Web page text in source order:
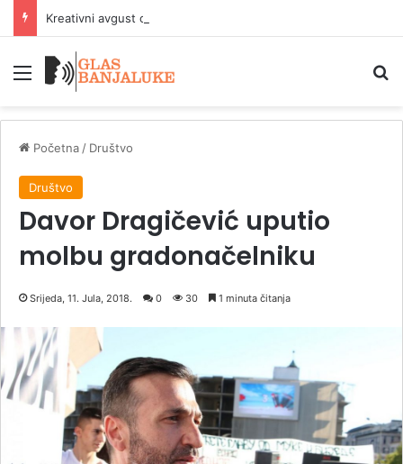
Meni
Početna / Društvo
Društvo
Davor Dragičević uputio
molbu gradonačelniku
Srijeda, 11. Jula, 2018. 0 30 1 minuta čitanja